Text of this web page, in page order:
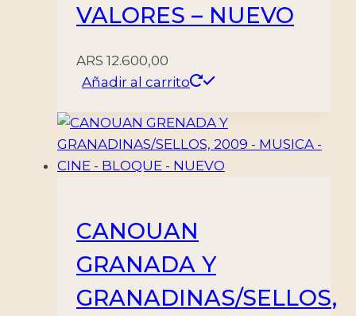
VALORES – NUEVO
ARS 12.600,00
Añadir al carrito
CANOUAN
GRANADA Y
GRANADINAS/SELLOS,